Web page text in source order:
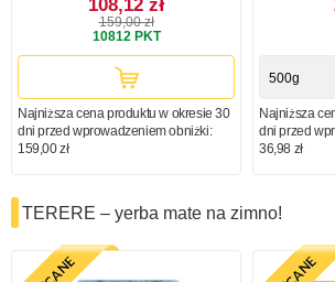
108,12 zł
159,00 zł
10812PKT
Najniższa cena produktu w okresie 30
dni przed wprowadzeniem obniżki:
159,00 zł
500g
Najniższa
dni przed
36,98 zł
TERERE – yerba mate na zimno!